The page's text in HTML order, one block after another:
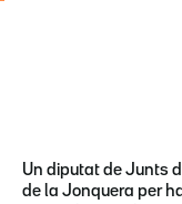
Un diputat de Junts
de la Jonquera per